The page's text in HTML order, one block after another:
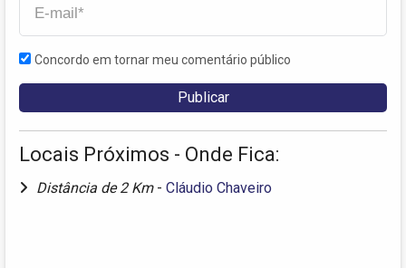
Concordo em tornar meu comentário público
Locais Próximos - Onde Fica:
Distância de 2 Km - Cláudio Chaveiro